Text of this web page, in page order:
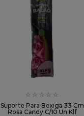
☆ ☆ ☆ ☆ ☆
Suporte Para Bexiga 33 Cm
Rosa Candy C/10 Un Klf